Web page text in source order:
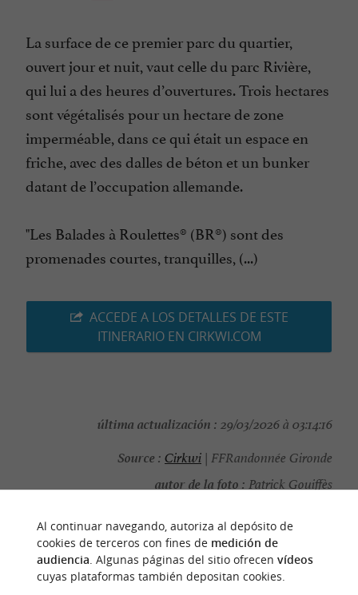
La surface de ce premier parc du quartier,
ouvert jour et nuit, vaut celle du parc Rivière,
qui lui a des heures d’ouvertures. Trois hectares
sont végétalisés pour un hectare de zone
imperméable, dans ce qui était un espace en
friche, avec des dalles de béton et un bunker
datant de l’occupation allemande.
"Les Balades à Roulettes® (BR®) sont des
promenades courtes, tranquilles, (...)
ACCEDE A LOS DETALLES DE ESTE
ITINERARIO EN CIRKWI.COM
última actualización : 29/03/2026 à 03:14:16
Source : Cirkwi | FFRandonnée Gironde
autor de la foto : Patrick Gouiffès
PARA DESCUBRIRALREDEDOR
Al continuar navegando, autoriza al depósito de
cookies de terceros con fines de medición de
audiencia. Algunas páginas del sitio ofrecen vídeos
cuyas plataformas también depositan cookies.